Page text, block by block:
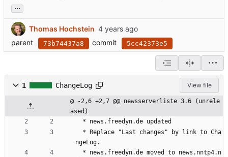
...
Thomas Hochstein
parent
73b74437a8 commit 5cc42373e5
1 ChangeLog View file
@ -2,6 +2,7 @@ newsserverliste 3.6 (unrele
ased)
  * news.freedyn.de updated
ngeLog.